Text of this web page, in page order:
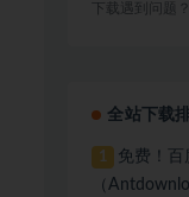
下载遇到问题
全站下载
1
免费！百
（